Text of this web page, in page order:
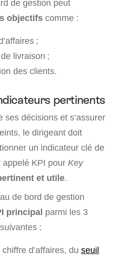
de gestion peut
objectifs comme :
;
livraison ;
des clients.
pertinents
ses décisions et s’assurer
le dirigeant doit
un indicateur clé de
KPI pour Key
et utile.
de bord de gestion
principal parmi les 3
:
d’affaires, du seuil